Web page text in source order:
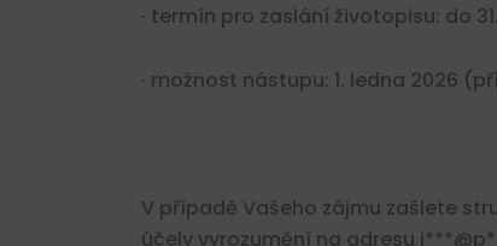
· termín pro zaslání životopisu: do
· možnost nástupu: 1. ledna 2026
V případě Vašeho zájmu zašlete
účely vyrozumění na adresu